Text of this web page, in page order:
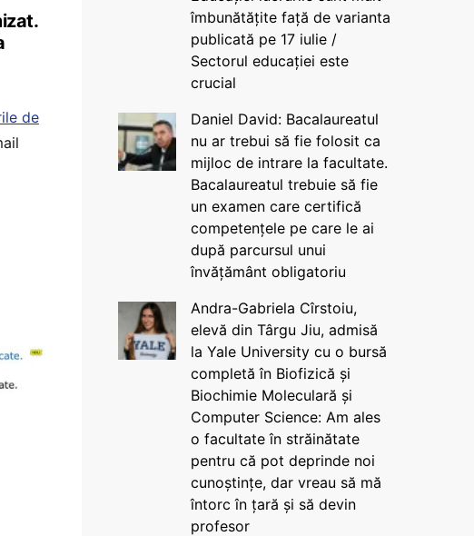
de
îmbunătățite față de varianta
publicată pe 17 iulie /
Sectorul educației este
crucial
Daniel David: Bacalaureatul
nu ar trebui să fie folosit ca
mijloc de intrare la facultate.
Bacalaureatul trebuie să fie
un examen care certifică
competențele pe care le ai
după parcursul unui
învățământ obligatoriu
Andra-Gabriela Cîrstoiu,
elevă din Târgu Jiu, admisă
la Yale University cu o bursă
completă în Biofizică și
Biochimie Moleculară și
Computer Science: Am ales
o facultate în străinătate
pentru că pot deprinde noi
cunoștințe, dar vreau să mă
întorc în țară și să devin
profesor